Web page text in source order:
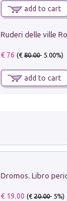
add to cart
€ 76 (€80.00- 5.00%)
add to cart
€ 19.00 (€20.00- 5%)